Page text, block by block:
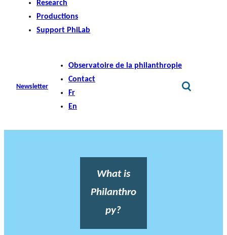
Research
Productions
Support PhiLab
Newsletter
Observatoire de la philanthropie
Contact
Fr
En
What is
Philanthro
py?